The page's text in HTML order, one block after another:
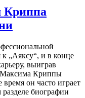
„Аяксу“, и в конце
выиграв
Максима Криппы
время он часто играет
биографии